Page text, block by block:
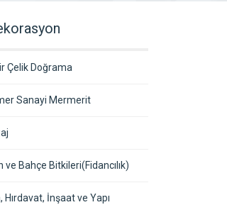
Çelik Doğrama
Sanayi Mermerit
ve Bahçe Bitkileri(Fidancılık)
Hırdavat, İnşaat ve Yapı